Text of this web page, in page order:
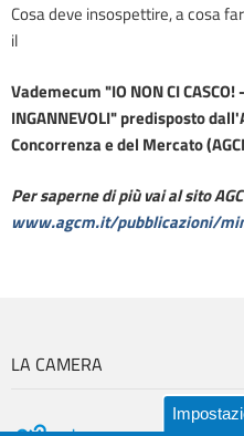
Cosa deve insospettire, a cosa
il
Vademecum "IO NON CI CASCO!
INGANNEVOLI" predisposto
Concorrenza e del Mercato
Per saperne di più vai al sito
www.agcm.it/pubblicazioni/
LA CAMERA